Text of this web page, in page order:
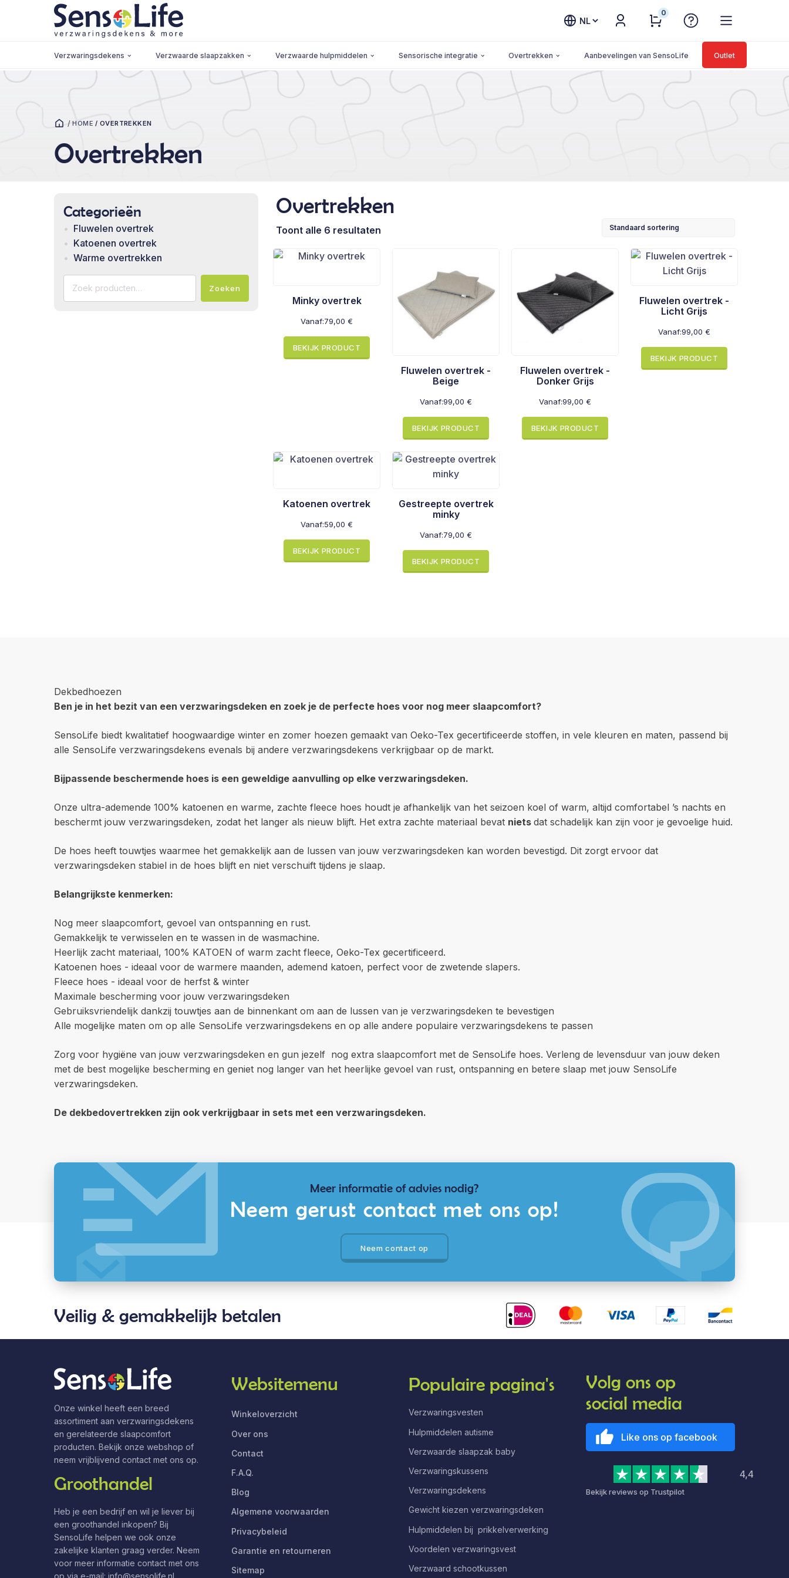
Kies
0
Verzwaringsdekens Verzwaarde slaapzakken Verzwaarde hulpmiddelen Sensorische integratie Overtrekken Aanbevelingen van SensoLife Outlet
/ HOME /OVERTREKKEN
Overtrekken
Categorieën
Fluwelen overtrek
Katoenen overtrek
Warme overtrekken
Zoeken
Zoeken
Overtrekken
Toont alle 6 resultaten
Minky overtrek
Vanaf:79,00 €
BEKIJK PRODUCT
Fluwelen overtrek -
Beige
Vanaf:99,00 €
BEKIJK PRODUCT
Fluwelen overtrek -
Donker Grijs
Vanaf:99,00 €
BEKIJK PRODUCT
Fluwelen overtrek -
Licht Grijs
Vanaf:99,00 €
BEKIJK PRODUCT
Katoenen overtrek
Vanaf:59,00 €
BEKIJK PRODUCT
Gestreepte overtrek
minky
Vanaf:79,00 €
BEKIJK PRODUCT
Dekbedhoezen
Ben je in het bezit van een verzwaringsdeken en zoek je de perfecte hoes voor nog meer slaapcomfort?
SensoLife biedt kwalitatief hoogwaardige winter en zomer hoezen gemaakt van Oeko-Tex gecertificeerde stoffen, in vele kleuren en maten, passend bij
alle SensoLife verzwaringsdekens evenals bij andere verzwaringsdekens verkrijgbaar op de markt.
Bijpassende beschermende hoes is een geweldige aanvulling op elke verzwaringsdeken.
Onze ultra-ademende 100% katoenen en warme, zachte fleece hoes houdt je afhankelijk van het seizoen koel of warm, altijd comfortabel ’s nachts en
beschermt jouw verzwaringsdeken, zodat het langer als nieuw blijft. Het extra zachte materiaal bevat niets dat schadelijk kan zijn voor je gevoelige huid.
De hoes heeft touwtjes waarmee het gemakkelijk aan de lussen van jouw verzwaringsdeken kan worden bevestigd. Dit zorgt ervoor dat
verzwaringsdeken stabiel in de hoes blijft en niet verschuift tijdens je slaap.
Belangrijkste kenmerken:
Nog meer slaapcomfort, gevoel van ontspanning en rust.
Gemakkelijk te verwisselen en te wassen in de wasmachine.
Heerlijk zacht materiaal, 100% KATOEN of warm zacht fleece, Oeko-Tex gecertificeerd.
Katoenen hoes - ideaal voor de warmere maanden, ademend katoen, perfect voor de zwetende slapers.
Fleece hoes - ideaal voor de herfst & winter
Maximale bescherming voor jouw verzwaringsdeken
Gebruiksvriendelijk dankzij touwtjes aan de binnenkant om aan de lussen van je verzwaringsdeken te bevestigen
Alle mogelijke maten om op alle SensoLife verzwaringsdekens en op alle andere populaire verzwaringsdekens te passen
Zorg voor hygiëne van jouw verzwaringsdeken en gun jezelf nog extra slaapcomfort met de SensoLife hoes. Verleng de levensduur van jouw deken
met de best mogelijke bescherming en geniet nog langer van het heerlijke gevoel van rust, ontspanning en betere slaap met jouw SensoLife
verzwaringsdeken.
De dekbedovertrekken zijn ook verkrijgbaar in sets met een verzwaringsdeken.
Meer informatie of advies nodig?
Neem gerust contact met ons op!
Neem contact op
Veilig & gemakkelijk betalen
Onze winkel heeft een breed
assortiment aan verzwaringsdekens
en gerelateerde slaapcomfort
producten. Bekijk onze webshop of
neem vrijblijvend contact met ons op.
Groothandel
Heb je een bedrijf en wil je liever bij
een groothandel inkopen? Bij
SensoLife helpen we ook onze
zakelijke klanten graag verder. Neem
voor meer informatie contact met ons
Websitemenu
Winkeloverzicht
Over ons
Contact
F.A.Q.
Blog
Algemene voorwaarden
Privacybeleid
Garantie en retourneren
Sitemap
Populaire pagina's
Verzwaringsvesten
Hulpmiddelen autisme
Verzwaarde slaapzak baby
Verzwaringskussens
Verzwaringsdekens
Gewicht kiezen verzwaringsdeken
Hulpmiddelen bij prikkelverwerking
Voordelen verzwaringsvest
Verzwaard schootkussen
Volg ons op
social media
Like ons op facebook
4,4
Bekijk reviews op Trustpilot